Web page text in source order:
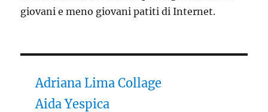
giovani e meno giovani patiti di Internet.
Adriana Lima Collage
Aida Yespica